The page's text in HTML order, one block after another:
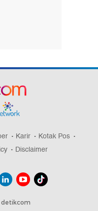
Karir
Kotak Pos
Disclaimer
detikcom